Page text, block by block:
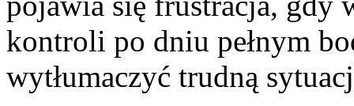
kontroli po dniu pełnym
wytłumaczyć trudną